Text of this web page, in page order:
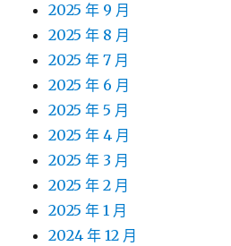
2025 年 9 月
2025 年 8 月
2025 年 7 月
2025 年 6 月
2025 年 5 月
2025 年 4 月
2025 年 3 月
2025 年 2 月
2025 年 1 月
2024 年 12 月